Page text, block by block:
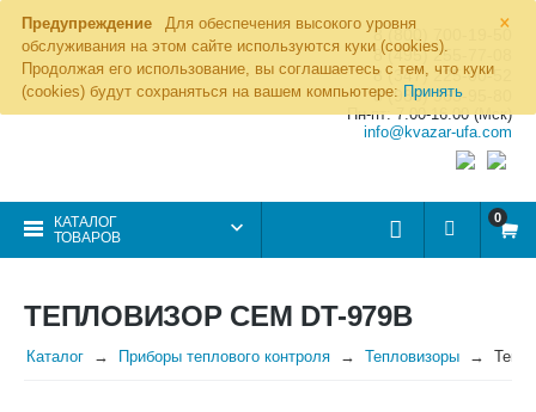
×
Предупреждение
Для обеспечения высокого уровня
обслуживания на этом сайте используются куки (cookies).
Продолжая его использование, вы соглашаетесь с тем, что куки
(cookies) будут сохраняться на вашем компьютере: Принять
8 (800) 700-19-50
8 (495) 255-77-08
8 (347) 225-00-52
8 (986) 963-95-80
Пн-пт: 7.00-16.00 (Мск)
info@kvazar-ufa.com
КАТАЛОГ
ТОВАРОВ
0
ТЕПЛОВИЗОР CEM DT-979B
Каталог Приборы теплового контроля Тепловизоры